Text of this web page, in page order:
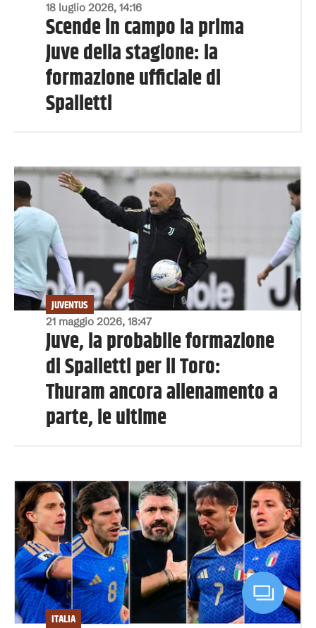
18 luglio 2026, 14:16
Scende in campo la prima
Juve della stagione: la
formazione ufficiale di
Spalletti
21 maggio 2026, 18:47
JUVENTUS
Juve, la probabile formazione
di Spalletti per il Toro:
Thuram ancora allenamento a
parte, le ultime
ITALIA